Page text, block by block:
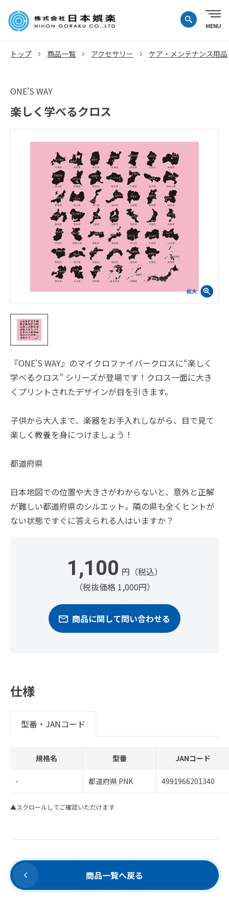
トップ 商品一覧 アクセサリー ケア・メンテナンス用品
ONE'S WAY
楽しく学べるクロス
『ONE'S WAY』のマイクロファイバークロスに“楽しく
学べるクロス” シリーズが登場です！クロス一面に大き
くプリントされたデザインが目を引きます。
子供から大人まで、楽器をお手入れしながら、目で見て
楽しく教養を身につけましょう！
都道府県
日本地図での位置や大きさがわからないと、意外と正解
が難しい都道府県のシルエット。隣の県も全くヒントが
ない状態ですぐに答えられる人はいますか？
1,100 円（税込）
（税抜価格 1,000円）
商品に関して問い合わせる
仕様
型番・JANコード
規格名 型番 JANコード
- 都道府県 PNK 4991966201340
▲スクロールしてご確認いただけます
商品一覧へ戻る